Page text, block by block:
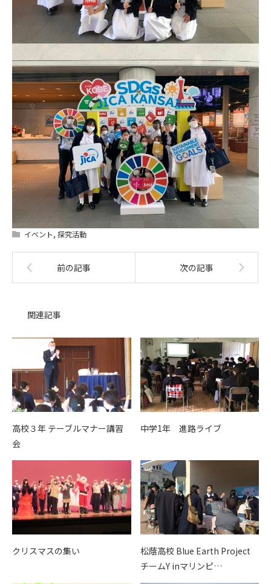
イベント, 探究活動
前の記事 次の記事
関連記事
高校３年 テーブルマナー講習
会
中学1年 進路ライブ
クリスマスの集い
松蔭高校 Blue Earth Project
チームY inマリンピ…